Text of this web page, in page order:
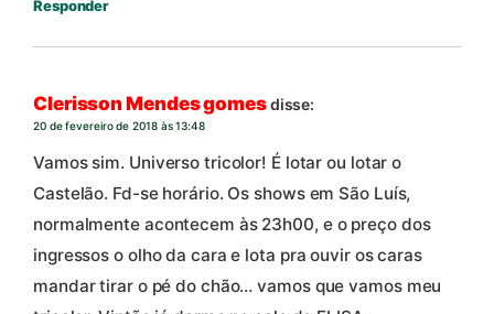
Responder
Clerisson Mendes gomesdisse:
20 de fevereiro de 2018 às 13:48
Vamos sim. Universo tricolor! É lotar ou lotar o
Castelão. Fd-se horário. Os shows em São Luís,
normalmente acontecem às 23h00, e o preço dos
ingressos o olho da cara e lota pra ouvir os caras
mandar tirar o pé do chão… vamos que vamos meu